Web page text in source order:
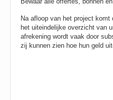
Na afloop van het project
het uiteindelijke overzicht van
afrekening wordt vaak door
zij kunnen zien hoe hun geld